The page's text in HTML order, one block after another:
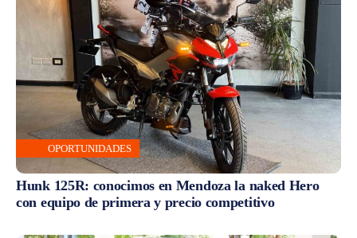
OPORTUNIDADES
Hunk 125R: conocimos en Mendoza la naked Hero
con equipo de primera y precio competitivo